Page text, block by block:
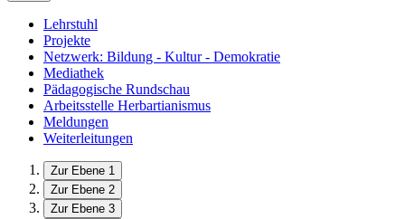
Lehrstuhl
Projekte
Netzwerk: Bildung - Kultur - Demokratie
Mediathek
Pädagogische Rundschau
Arbeitsstelle Herbartianismus
Meldungen
Weiterleitungen
Zur Ebene 1
Zur Ebene 2
Zur Ebene 3